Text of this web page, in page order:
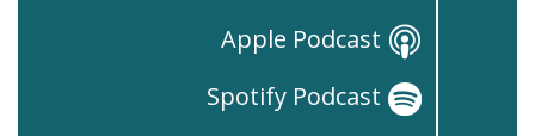
Apple Podcast
Spotify Podcast